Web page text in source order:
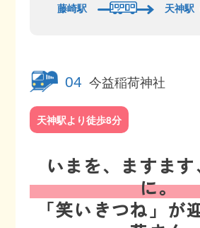
藤崎駅 天神駅
04 今益稲荷神社
天神駅より徒歩8分
いまを、ますま
に。
「笑いきつね」が